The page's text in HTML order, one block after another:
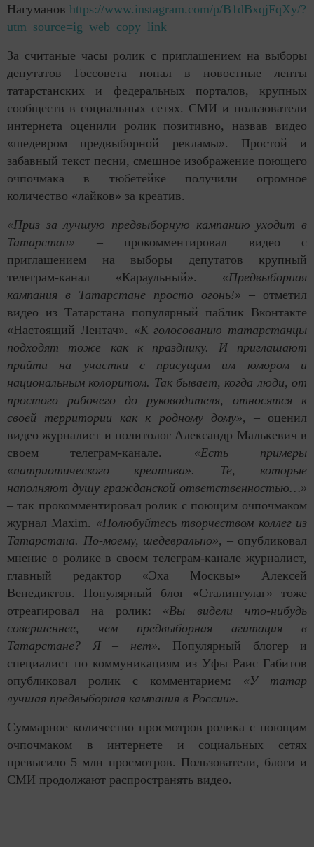
Нагуманов https://www.instagram.com/p/B1dBxqjFqXy/?
utm_source=ig_web_copy_link
За считаные часы ролик с приглашением на выборы
депутатов Госсовета попал в новостные ленты
татарстанских и федеральных порталов, крупных
сообществ в социальных сетях. СМИ и пользователи
интернета оценили ролик позитивно, назвав видео
«шедевром предвыборной рекламы». Простой и
забавный текст песни, смешное изображение поющего
очпочмака в тюбетейке получили огромное
количество «лайков» за креатив.
«Приз за лучшую предвыборную кампанию уходит в
Татарстан» – прокомментировал видео с
приглашением на выборы депутатов крупный
телеграм-канал «Караульный». «Предвыборная
кампания в Татарстане просто огонь!» – отметил
видео из Татарстана популярный паблик Вконтакте
«Настоящий Лентач». «К голосованию татарстанцы
подходят тоже как к празднику. И приглашают
прийти на участки с присущим им юмором и
национальным колоритом. Так бывает, когда люди, от
простого рабочего до руководителя, относятся к
своей территории как к родному дому», – оценил
видео журналист и политолог Александр Малькевич в
своем телеграм-канале. «Есть примеры
«патриотического креатива». Те, которые
наполняют душу гражданской ответственностью…»
– так прокомментировал ролик с поющим очпочмаком
журнал Maxim. «Полюбуйтесь творчеством коллег из
Татарстана. По-моему, шедеврально», – опубликовал
мнение о ролике в своем телеграм-канале журналист,
главный редактор «Эха Москвы» Алексей
Венедиктов. Популярный блог «Сталингулаг» тоже
отреагировал на ролик: «Вы видели что-нибудь
совершеннее, чем предвыборная агитация в
Татарстане? Я – нет». Популярный блогер и
специалист по коммуникациям из Уфы Раис Габитов
опубликовал ролик с комментарием: «У татар
лучшая предвыборная кампания в России».
Суммарное количество просмотров ролика с поющим
очпочмаком в интернете и социальных сетях
превысило 5 млн просмотров. Пользователи, блоги и
СМИ продолжают распространять видео.